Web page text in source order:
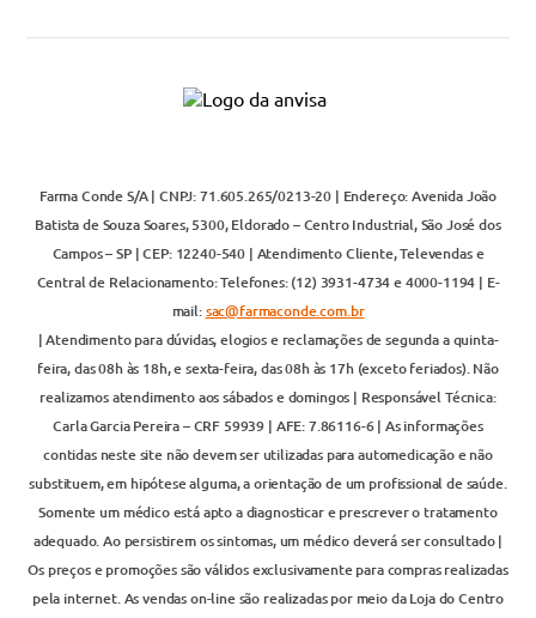
Farma Conde S/A | CNPJ: 71.605.265/0213-20 | Endereço: Avenida João
Batista de Souza Soares, 5300, Eldorado – Centro Industrial, São José dos
Campos – SP | CEP: 12240-540 | Atendimento Cliente, Televendas e
Central de Relacionamento: Telefones: (12) 3931-4734 e 4000-1194 | E-
mail:sac@farmaconde.com.br
| Atendimento para dúvidas, elogios e reclamações de segunda a quinta-
feira, das 08h às 18h, e sexta-feira, das 08h às 17h (exceto feriados). Não
realizamos atendimento aos sábados e domingos | Responsável Técnica:
Carla Garcia Pereira – CRF 59939 | AFE: 7.86116-6 | As informações
contidas neste site não devem ser utilizadas para automedicação e não
substituem, em hipótese alguma, a orientação de um profissional de saúde.
Somente um médico está apto a diagnosticar e prescrever o tratamento
adequado. Ao persistirem os sintomas, um médico deverá ser consultado |
Os preços e promoções são válidos exclusivamente para compras realizadas
pela internet. As vendas on-line são realizadas por meio da Loja do Centro